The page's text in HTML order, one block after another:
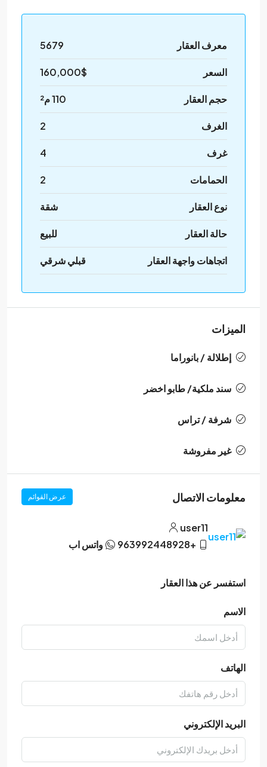
معرف العقار 5679
السعر 160,000$
حجم العقار 110 م²
الغرف 2
غرف 4
الحمامات 2
نوع العقار شقة
حالة العقار للبيع
اتجاهات واجهة العقار قبلي شرقي
الميزات
إطلالة / بانوراما
سند ملكية/ طابو اخضر
شرفة / تراس
غير مفروشة
معلومات الاتصال عرض القوائم
user11
+963992448928
واتس اب
استفسر عن هذا العقار
الاسم
الهاتف
البريد الإلكتروني